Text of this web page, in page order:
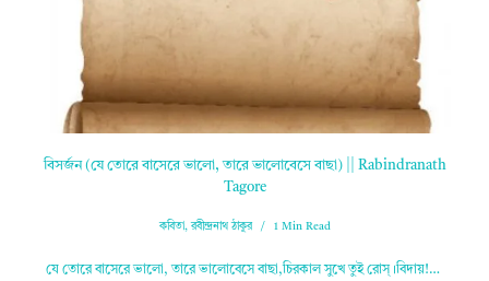
বিসর্জন (যে তোরে বাসেরে ভালো, তারে ভালোবেসে বাছা) || Rabindranath
Tagore
কবিতা,রবীন্দ্রনাথ ঠাকুর 1 Min Read
যে তোরে বাসেরে ভালো, তারে ভালোবেসে বাছা,চিরকাল সুখে তুই রোস্‌।বিদায়!…